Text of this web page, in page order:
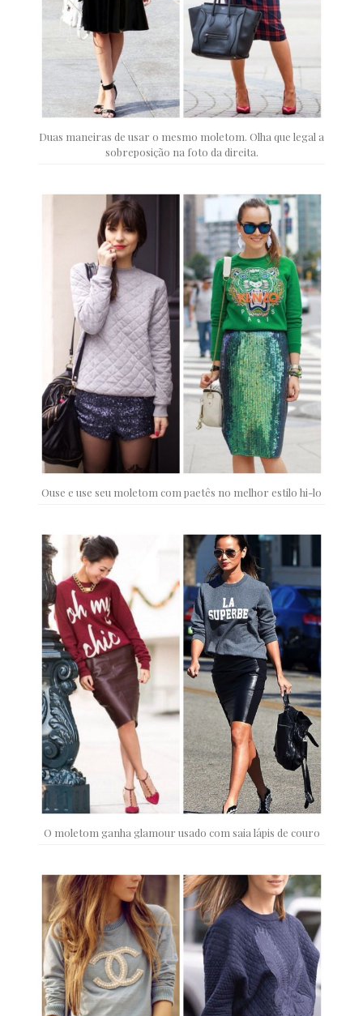
Duas maneiras de usar o mesmo moletom. Olha que legal a
sobreposição na foto da direita.
Ouse e use seu moletom com paetês no melhor estilo hi-lo
O moletom ganha glamour usado com saia lápis de couro